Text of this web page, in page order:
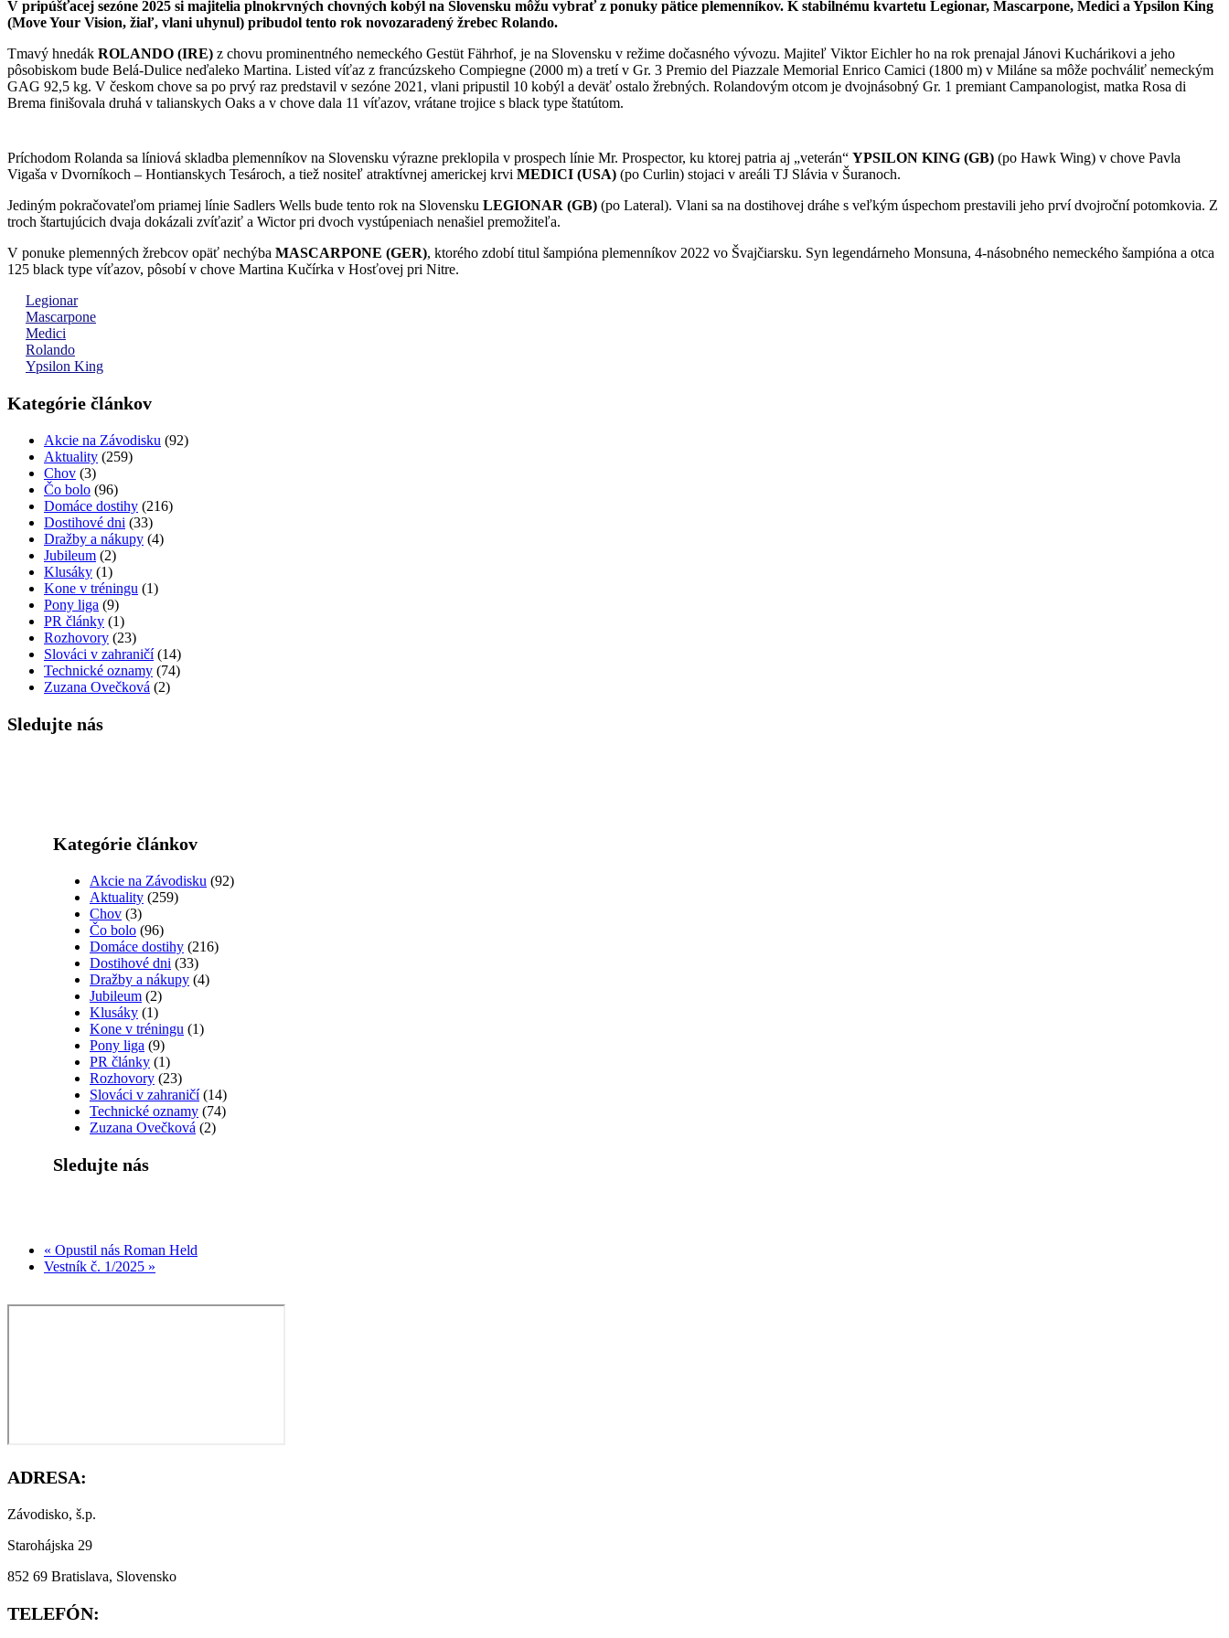
V pripúšťacej sezóne 2025 si majitelia plnokrvných chovných kobýl na Slovensku môžu vybrať z ponuky pätice plemenníkov. K stabilnému kvartetu Legionar, Mascarpone, Medici a Ypsilon King
(Move Your Vision, žiaľ, vlani uhynul) pribudol tento rok novozaradený žrebec Rolando.
Tmavý hnedák ROLANDO (IRE) z chovu prominentného nemeckého Gestüt Fährhof, je na Slovensku v režime dočasného vývozu. Majiteľ Viktor Eichler ho na rok prenajal Jánovi Kuchárikovi a jeho
pôsobiskom bude Belá-Dulice neďaleko Martina. Listed víťaz z francúzskeho Compiegne (2000 m) a tretí v Gr. 3 Premio del Piazzale Memorial Enrico Camici (1800 m) v Miláne sa môže pochváliť nemeckým
GAG 92,5 kg. V českom chove sa po prvý raz predstavil v sezóne 2021, vlani pripustil 10 kobýl a deväť ostalo žrebných. Rolandovým otcom je dvojnásobný Gr. 1 premiant Campanologist, matka Rosa di
Brema finišovala druhá v talianskych Oaks a v chove dala 11 víťazov, vrátane trojice s black type štatútom.
Príchodom Rolanda sa líniová skladba plemenníkov na Slovensku výrazne preklopila v prospech línie Mr. Prospector, ku ktorej patria aj „veterán“ YPSILON KING (GB) (po Hawk Wing) v chove Pavla
Vigaša v Dvorníkoch – Hontianskych Tesároch, a tiež nositeľ atraktívnej americkej krvi MEDICI (USA) (po Curlin) stojaci v areáli TJ Slávia v Šuranoch.
Jediným pokračovateľom priamej línie Sadlers Wells bude tento rok na Slovensku LEGIONAR (GB) (po Lateral). Vlani sa na dostihovej dráhe s veľkým úspechom prestavili jeho prví dvojroční potomkovia. Z
troch štartujúcich dvaja dokázali zvíťaziť a Wictor pri dvoch vystúpeniach nenašiel premožiteľa.
V ponuke plemenných žrebcov opäť nechýba MASCARPONE (GER), ktorého zdobí titul šampióna plemenníkov 2022 vo Švajčiarsku. Syn legendárneho Monsuna, 4-násobného nemeckého šampióna a otca
125 black type víťazov, pôsobí v chove Martina Kučírka v Hosťovej pri Nitre.
Legionar
Mascarpone
Medici
Rolando
Ypsilon King
Kategórie článkov
Akcie na Závodisku (92)
Aktuality (259)
Chov (3)
Čo bolo (96)
Domáce dostihy (216)
Dostihové dni (33)
Dražby a nákupy (4)
Jubileum (2)
Klusáky (1)
Kone v tréningu (1)
Pony liga (9)
PR články (1)
Rozhovory (23)
Slováci v zahraničí(14)
Technické oznamy (74)
Zuzana Ovečková (2)
Sledujte nás
Kategórie článkov
Akcie na Závodisku (92)
Aktuality (259)
Chov (3)
Čo bolo (96)
Domáce dostihy (216)
Dostihové dni (33)
Dražby a nákupy (4)
Jubileum (2)
Klusáky (1)
Kone v tréningu (1)
Pony liga (9)
PR články (1)
Rozhovory (23)
Slováci v zahraničí(14)
Technické oznamy (74)
Zuzana Ovečková (2)
Sledujte nás
« Opustil nás Roman Held
Vestník č. 1/2025 »
ADRESA:
Závodisko, š.p.
Starohájska 29
852 69 Bratislava, Slovensko
TELEFÓN: